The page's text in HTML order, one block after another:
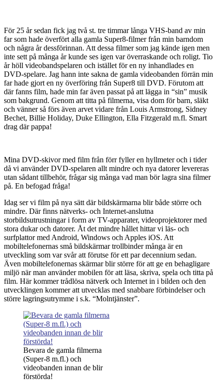
För 25 år sedan fick jag två st. tre timmar långa VHS-band av min
far som hade överfört alla gamla Super8-filmer från min barndom
och några år dessförinnan. Att dessa filmer som jag kände igen men
inte sett på många år kunde ses igen var överraskande och roligt. Tio
år höll videobandspelaren och istället för en ny inhandlades en
DVD-spelare. Jag hann inte sakna de gamla videobanden förrän min
far hade gjort en ny överföring från Super8 till DVD. Förutom att
där fanns film, hade min far även passat på att lägga in “sin” musik
som bakgrund. Genom att titta på filmerna, visa dom för barn, släkt
och vänner så förs även arvet vidare från Louis Armstrong, Sidney
Bechet, Billie Holiday, Duke Ellington, Ella Fitzgerald m.fl. Smart
drag där pappa!
Mina DVD-skivor med film från förr fyller en hyllmeter och i tider
då vi använder DVD-spelaren allt mindre och nya datorer levereras
utan sådant tillbehör, frågar sig många vad man bör lagra sina filmer
på. En befogad fråga!
Idag ser vi film på nya sätt där bildskärmarna blir både större och
mindre. Där finns nätverks- och Internet-anslutna
storbildsutrustningar i form av TV-apparater, videoprojektorer med
stora dukar och datorer. Åt det mindre hållet hittar vi läs- och
surfplattor med Android, Windows och Apples iOS. Att
mobiltelefonernas små bildskärmar trollbinder många är en
utveckling som var svår att förutse för ett par decennium sedan.
Även mobiltelefonernas skärmar blir större för att ge en behagligare
miljö när man använder mobilen för att läsa, skriva, spela och titta på
film. Här kommer trådlösa nätverk och Internet in i bilden och den
utvecklingen kommer att utvecklas med snabbare förbindelser och
större lagringsutrymme i s.k. “Molntjänster”.
Bevara de gamla filmerna
(Super-8 m.fl.) och
videobanden innan de blir
förstörda!